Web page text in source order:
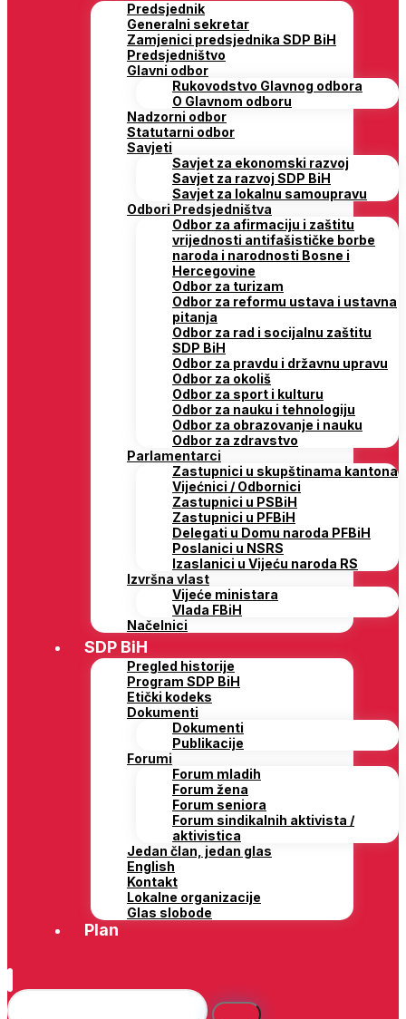
Predsjednik
Generalni sekretar
Zamjenici predsjednika SDP BiH
Predsjedništvo
Glavni odbor
Rukovodstvo Glavnog odbora
O Glavnom odboru
Nadzorni odbor
Statutarni odbor
Savjeti
Savjet za ekonomski razvoj
Savjet za razvoj SDP BiH
Savjet za lokalnu samoupravu
Odbori Predsjedništva
Odbor za afirmaciju i zaštitu
vrijednosti antifašističke borbe
naroda i narodnosti Bosne i
Hercegovine
Odbor za turizam
Odbor za reformu ustava i ustavna
pitanja
Odbor za rad i socijalnu zaštitu
SDP BiH
Odbor za pravdu i državnu upravu
Odbor za okoliš
Odbor za sport i kulturu
Odbor za nauku i tehnologiju
Odbor za obrazovanje i nauku
Odbor za zdravstvo
Parlamentarci
Zastupnici u skupštinama kantona
Vijećnici / Odbornici
Zastupnici u PSBiH
Zastupnici u PFBiH
Delegati u Domu naroda PFBiH
Poslanici u NSRS
Izaslanici u Vijeću naroda RS
Izvršna vlast
Vijeće ministara
Vlada FBiH
Načelnici
SDP BiH
Pregled historije
Program SDP BiH
Etički kodeks
Dokumenti
Dokumenti
Publikacije
Forumi
Forum mladih
Forum žena
Forum seniora
Forum sindikalnih aktivista /
aktivistica
Jedan član, jedan glas
English
Kontakt
Lokalne organizacije
Glas slobode
Plan